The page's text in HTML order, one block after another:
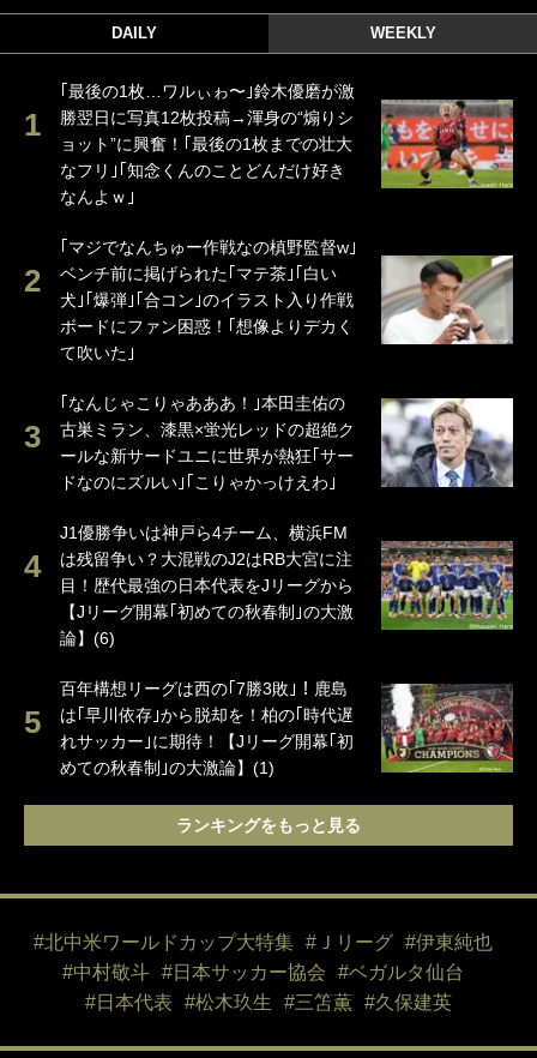
DAILY WEEKLY
｢最後の1枚…ワルぃゎ〜｣鈴木優磨が激
勝翌日に写真12枚投稿→渾身の“煽りシ
ョット”に興奮！｢最後の1枚までの壮大
なフリ｣｢知念くんのことどんだけ好き
なんよｗ｣
｢マジでなんちゅー作戦なの槙野監督w｣
ベンチ前に掲げられた｢マテ茶｣｢白い
犬｣｢爆弾｣｢合コン｣のイラスト入り作戦
ボードにファン困惑！｢想像よりデカく
て吹いた｣
｢なんじゃこりゃあああ！｣本田圭佑の
古巣ミラン、漆黒×蛍光レッドの超絶ク
ールな新サードユニに世界が熱狂｢サー
ドなのにズルい｣｢こりゃかっけえわ｣
J1優勝争いは神戸ら4チーム、横浜FM
は残留争い？大混戦のJ2はRB大宮に注
目！歴代最強の日本代表をJリーグから
【Jリーグ開幕｢初めての秋春制｣の大激
論】(6)
百年構想リーグは西の｢7勝3敗｣！鹿島
は｢早川依存｣から脱却を！柏の｢時代遅
れサッカー｣に期待！【Jリーグ開幕｢初
めての秋春制｣の大激論】(1)
ランキングをもっと見る
#北中米ワールドカップ大特集 #Ｊリーグ
#伊東純也
#中村敬斗
#日本サッカー協会
#ベガルタ仙台
#日本代表
#松木玖生 #三笘薫 #久保建英